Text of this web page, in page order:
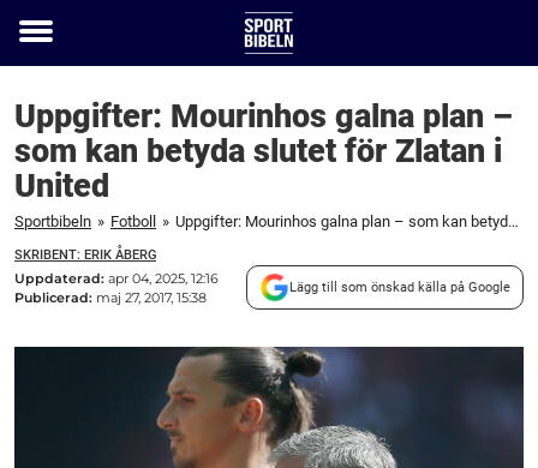
Toggle
Uppgifter: Mourinhos galna plan –
som kan betyda slutet för Zlatan i
United
Sportbibeln » Fotboll » Uppgifter: Mourinhos galna plan – som kan betyda slutet för Zlatan i United
SKRIBENT: ERIK ÅBERG
Uppdaterad: apr 04, 2025, 12:16
Publicerad: maj 27, 2017, 15:38
Lägg till som önskad källa på Google